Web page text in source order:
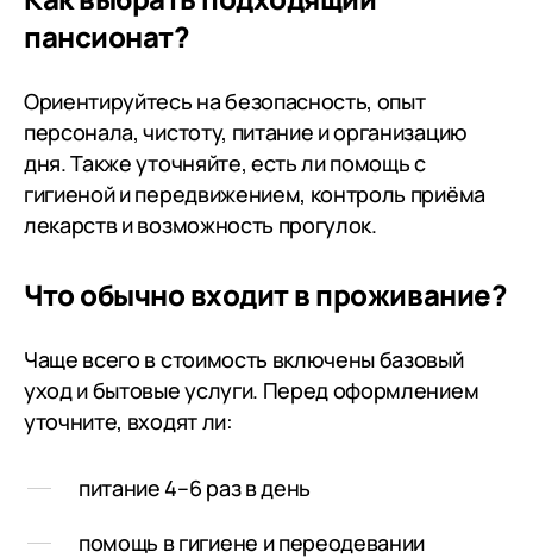
всегда
каких-либо
пансионат?
Ориентируйтесь на безопасность, опыт
персонала, чистоту, питание и организацию
дня. Также уточняйте, есть ли помощь с
гигиеной и передвижением, контроль приёма
лекарств и возможность прогулок.
Что обычно входит в проживание?
Чаще всего в стоимость включены базовый
уход и бытовые услуги. Перед оформлением
уточните, входят ли:
питание 4–6 раз в день
помощь в гигиене и переодевании